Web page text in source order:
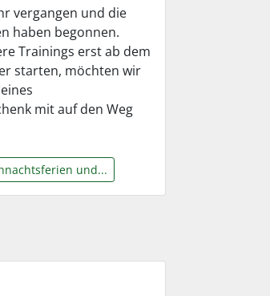
vergangen und die
haben begonnen.
Trainings erst ab dem
starten, möchten wir
mit auf den Weg
und...